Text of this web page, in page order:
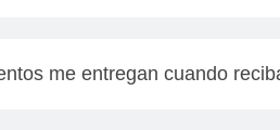
me entregan cuando